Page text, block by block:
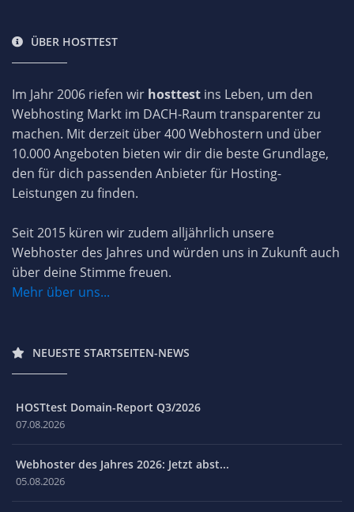
ÜBER HOSTTEST
Im Jahr 2006 riefen wir hosttest ins Leben, um den
Webhosting Markt im DACH-Raum transparenter zu
machen. Mit derzeit über 400 Webhostern und über
10.000 Angeboten bieten wir dir die beste Grundlage,
den für dich passenden Anbieter für Hosting-
Leistungen zu finden.
Seit 2015 küren wir zudem alljährlich unsere
Webhoster des Jahres und würden uns in Zukunft auch
über deine Stimme freuen.
Mehr über uns...
NEUESTE STARTSEITEN-NEWS
HOSTtest Domain-Report Q3/2026
07.08.2026
Webhoster des Jahres 2026: Jetzt abst...
05.08.2026